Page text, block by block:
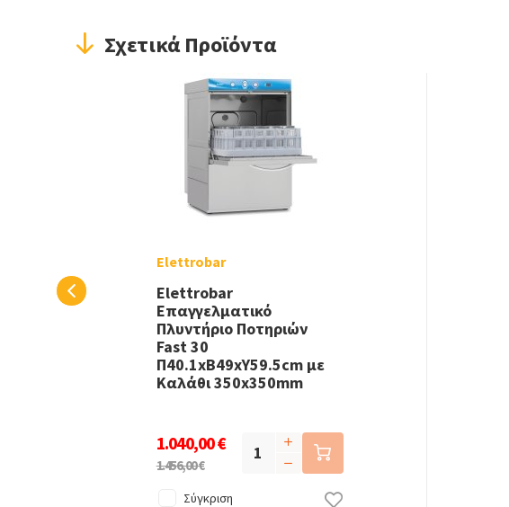
Σχετικά Προϊόντα
Elettrobar
Elettrobar
Επαγγελματικό
Πλυντήριο Ποτηριών
Fast 30
Π40.1xΒ49xΥ59.5cm με
Καλάθι 350x350mm
1.040,00 €
1.456,00 €
Σύγκριση